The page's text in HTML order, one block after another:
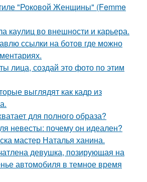
"Роковой Женщины" (Femme
каулиц во внешности и карьера.
ссылки на ботов где можно
лица, создай это фото по этим
выглядят как кадр из
для полного образа?
невесты: почему он идеален?
мастер Наталья ханина.
девушка, позирующая на
автомобиля в темное время